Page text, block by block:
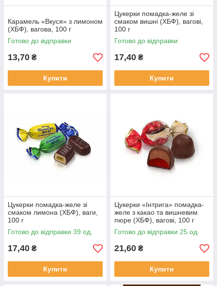
Карамель «Вкуся» з лимоном
(ХБФ), вагова, 100 г
Готово до відправки
13,70 ₴
Купити
Цукерки помадка-желе зі
смаком вишні (ХБФ), вагові,
100 г
Готово до відправки
17,40 ₴
Купити
Цукерки помадка-желе зі
смаком лимона (ХБФ), ваги,
100 г
Готово до відправки 39 од.
17,40 ₴
Купити
Цукерки «Інтрига» помадка-
желе з какао та вишневим
пюре (ХБФ), вагові, 100 г
Готово до відправки 25 од.
21,60 ₴
Купити